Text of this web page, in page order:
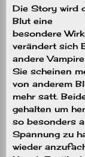
Die Story wird
Blut eine
besondere
verändert sich
andere
Sie scheinen
von anderem
mehr satt.
gehalten um
so besonders
Spannung zu
wieder